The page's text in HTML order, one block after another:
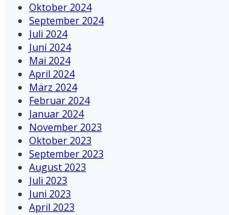
Oktober 2024
September 2024
Juli 2024
Juni 2024
Mai 2024
April 2024
März 2024
Februar 2024
Januar 2024
November 2023
Oktober 2023
September 2023
August 2023
Juli 2023
Juni 2023
April 2023